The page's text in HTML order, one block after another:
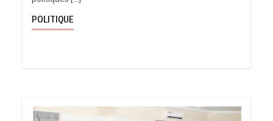
POLITIQUE